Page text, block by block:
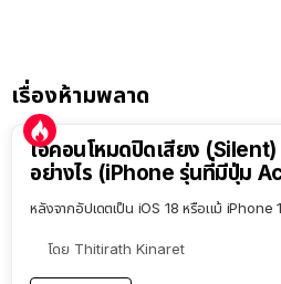
เรื่องห้ามพลาด
ไอคอนโหมดปิดเสียง (Silent)
อย่างไร (iPhone รุ่นที่มีปุ่ม
หลังจากอัปเดตเป็น iOS 18 หรือแม้ iPhone
โดย Thitirath Kinaret